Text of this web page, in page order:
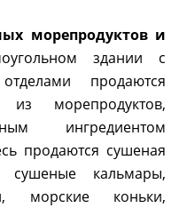
морепродуктов и
здании с
продаются
из морепродуктов,
ингредиентом
продаются сушеная
кальмары,
морские коньки,